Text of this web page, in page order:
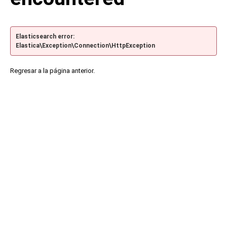
Elasticsearch error:
Elastica\Exception\Connection\HttpException
Regresar a la página anterior.